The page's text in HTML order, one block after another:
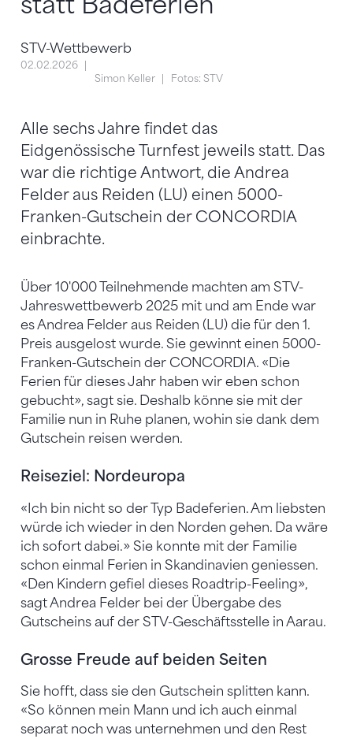
STV-Wettbewerb
02.02.2026
Simon Keller
Fotos: STV
Alle sechs Jahre findet das
Eidgenössische Turnfest jeweils statt. Das
war die richtige Antwort, die Andrea
Felder aus Reiden (LU) einen 5000-
Franken-Gutschein der CONCORDIA
einbrachte.
Über 10'000 Teilnehmende machten am STV-
Jahreswettbewerb 2025 mit und am Ende war
es Andrea Felder aus Reiden (LU) die für den 1.
Preis ausgelost wurde. Sie gewinnt einen 5000-
Franken-Gutschein der CONCORDIA. «Die
Ferien für dieses Jahr haben wir eben schon
gebucht», sagt sie. Deshalb könne sie mit der
Familie nun in Ruhe planen, wohin sie dank dem
Gutschein reisen werden.
Reiseziel: Nordeuropa
«Ich bin nicht so der Typ Badeferien. Am liebsten
würde ich wieder in den Norden gehen. Da wäre
ich sofort dabei.» Sie konnte mit der Familie
schon einmal Ferien in Skandinavien geniessen.
«Den Kindern gefiel dieses Roadtrip-Feeling»,
sagt Andrea Felder bei der Übergabe des
Gutscheins auf der STV-Geschäftsstelle in Aarau.
Grosse Freude auf beiden Seiten
Sie hofft, dass sie den Gutschein splitten kann.
«So können mein Mann und ich auch einmal
separat noch was unternehmen und den Rest